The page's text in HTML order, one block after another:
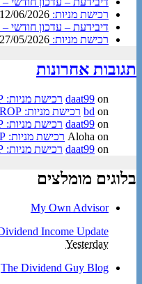
רכישת מניות: ROP 12/06/2026
דיבידעת – עדכון חודשי – מאי
רכישת מניות: BRO 27/05/2026
תגובות אחרונות
daat99 on
רכישת מניות: ROP
bd on
רכישת מניות: ROP
daat99 on
רכישת מניות: ROP
Aloha on
רכישת מניות: ROP
daat99 on רכישת מניות: ROP
בלוגים מומלצים
My Own Advisor
Income Update
Yesterday
The Dividend Guy Blog